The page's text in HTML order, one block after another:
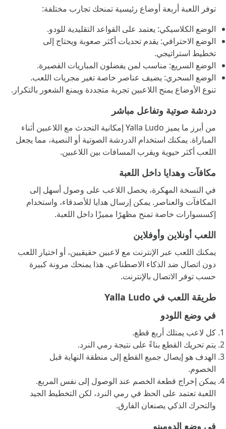
توفر اللعبة أربعة أوضاع رئيسية تمنحك تجارب مختلفة:
الوضع الكلاسيكي: يعتمد على القواعد التقليدية للودو.
الوضع الاحترافي: يقدم تحديات أكثر صعوبة ويحتاج إلى
تخطيط استراتيجي.
الوضع السريع: مناسب لمن يفضلون المباريات القصيرة.
الوضع السحري: يضيف عناصر خاصة تغير مجريات اللعب.
تنوع الأوضاع يمنح اللاعبين تجربة متجددة ويمنع الشعور بالتكرار.
دردشة صوتية وتفاعل مباشر
من أبرز ما يميز Yalla Ludo إمكانية التحدث مع اللاعبين أثناء
المباراة. يمكنك استخدام الدردشة الصوتية أو النصية، مما يجعل
اللعب أكثر حيوية ويقرب المسافات بين اللاعبين.
مكافآت وهدايا داخل اللعبة
في النسخة المهكرة، يحصل اللاعب على وصول أسهل إلى
المكافآت والعناصر. يمكن إرسال هدايا للأصدقاء، واستخدام
إكسسوارات خاصة تمنح مظهرًا مميزًا داخل اللعبة.
اللعب أونلاين وأوفلاين
يمكنك اللعب عبر الإنترنت مع لاعبين حقيقيين، أو اختيار اللعب
دون اتصال ضد الذكاء الاصطناعي. هذا يمنحك مرونة كبيرة
حسب توفر الاتصال بالإنترنت.
طريقة اللعب في Yalla Ludo
في وضع اللودو
كل لاعب يمتلك أربع قطع.
يتم تحريك القطع بناءً على نتيجة رمي النرد.
الهدف هو إيصال جميع القطع إلى منطقة النهاية قبل
الخصوم.
يمكن إخراج قطعة الخصم عند الوصول إلى نفس المربع.
اللعبة تعتمد على الحظ في رمي النرد، لكن التخطيط الجيد
والتحرك الذكي يصنعان الفارق.
في وضع الدومينو